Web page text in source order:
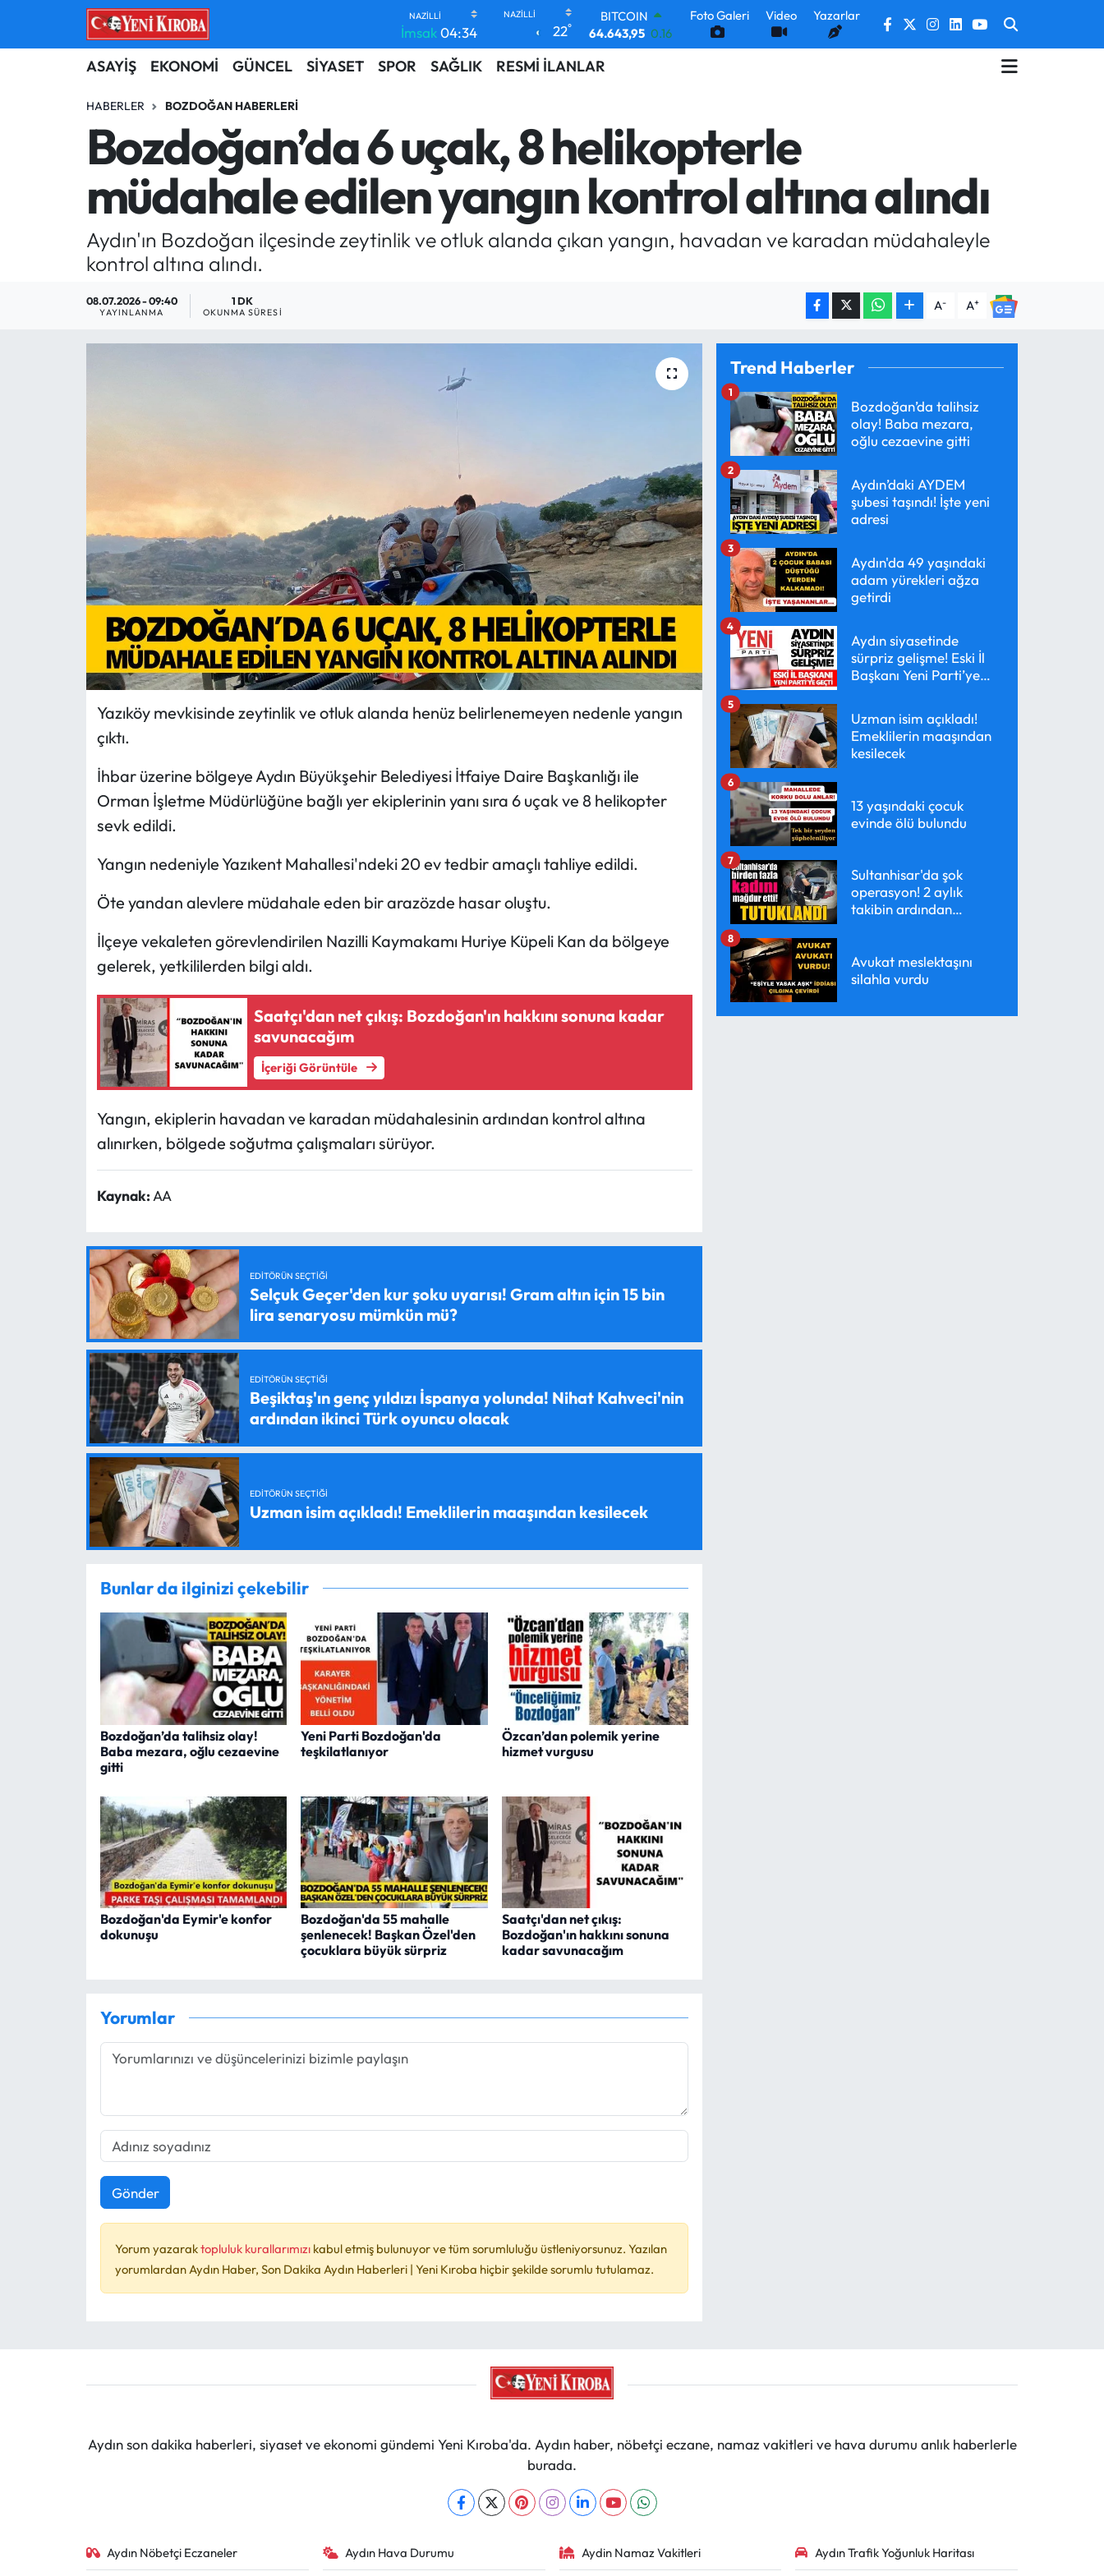
İmsak04:34 22°
DOLAR
47,6704 0
55,0406
GRAM ALTIN
6500.87 0.12
BİST100
Foto Galeri Video Yazarlar
ASAYİŞ EKONOMİ GÜNCEL SİYASET SPOR SAĞLIK RESMİ İLANLAR
HABERLER BOZDOĞAN HABERLERI
Bozdoğan’da 6 uçak, 8 helikopterle
müdahale edilen yangın kontrol altına alındı
Aydın'ın Bozdoğan ilçesinde zeytinlik ve otluk alanda çıkan yangın, havadan ve karadan müdahaleyle
kontrol altına alındı.
08.07.2026 - 09:40
YAYINLANMA
1 DK
OKUNMA SÜRESI A- A+
Yazıköy mevkisinde zeytinlik ve otluk alanda henüz belirlenemeyen nedenle yangın
çıktı.
İhbar üzerine bölgeye Aydın Büyükşehir Belediyesi İtfaiye Daire Başkanlığı ile
Orman İşletme Müdürlüğüne bağlı yer ekiplerinin yanı sıra 6 uçak ve 8 helikopter
sevk edildi.
Yangın nedeniyle Yazıkent Mahallesi'ndeki 20 ev tedbir amaçlı tahliye edildi.
Öte yandan alevlere müdahale eden bir arazözde hasar oluştu.
İlçeye vekaleten görevlendirilen Nazilli Kaymakamı Huriye Küpeli Kan da bölgeye
gelerek, yetkililerden bilgi aldı.
Saatçı'dan net çıkış: Bozdoğan'ın hakkını sonuna kadar
savunacağım
İçeriği Görüntüle
Yangın, ekiplerin havadan ve karadan müdahalesinin ardından kontrol altına
alınırken, bölgede soğutma çalışmaları sürüyor.
Kaynak:AA
EDITÖRÜN SEÇTIĞI
Selçuk Geçer'den kur şoku uyarısı! Gram altın için 15 bin
lira senaryosu mümkün mü?
EDITÖRÜN SEÇTIĞI
Beşiktaş'ın genç yıldızı İspanya yolunda! Nihat Kahveci'nin
ardından ikinci Türk oyuncu olacak
EDITÖRÜN SEÇTIĞI
Uzman isim açıkladı! Emeklilerin maaşından kesilecek
Bunlar da ilginizi çekebilir
Bozdoğan’da talihsiz olay!
Baba mezara, oğlu cezaevine
gitti
Yeni Parti Bozdoğan'da
teşkilatlanıyor
Özcan’dan polemik yerine
hizmet vurgusu
Bozdoğan'da Eymir'e konfor
dokunuşu
Bozdoğan'da 55 mahalle
şenlenecek! Başkan Özel'den
çocuklara büyük sürpriz
Saatçı'dan net çıkış:
Bozdoğan'ın hakkını sonuna
kadar savunacağım
Yorumlar
Gönder
Yorum yazaraktopluluk kurallarımızı kabul etmiş bulunuyor ve tüm sorumluluğu üstleniyorsunuz. Yazılan
yorumlardan Aydın Haber, Son Dakika Aydın Haberleri | Yeni Kıroba hiçbir şekilde sorumlu tutulamaz.
Trend Haberler
Bozdoğan’da talihsiz
olay! Baba mezara,
oğlu cezaevine gitti
1
Aydın’daki AYDEM
şubesi taşındı! İşte yeni
adresi
2
Aydın'da 49 yaşındaki
adam yürekleri ağza
getirdi
3
Aydın siyasetinde
sürpriz gelişme! Eski İl
Başkanı Yeni Parti’ye
4
Uzman isim açıkladı!
Emeklilerin maaşından
kesilecek
5
13 yaşındaki çocuk
evinde ölü bulundu
6
Sultanhisar'da şok
operasyon! 2 aylık
takibin ardından
7
Avukat meslektaşını
silahla vurdu
8
Aydın son dakika haberleri, siyaset ve ekonomi gündemi Yeni Kıroba'da. Aydın haber, nöbetçi eczane, namaz vakitleri ve hava durumu anlık haberlerle
burada.
Aydın Nöbetçi Eczaneler Aydın Hava Durumu Aydin Namaz Vakitleri Aydın Trafik Yoğunluk Haritası
ASAYİŞ
BİLİM-TEKNOLOJİ
DÜNYA
EĞİTİM
EKONOMİ
GÜNCEL
TARIM
TURİZM
RESMİ İLANLAR
HABER İLAN
Aydın Nöbetçi Eczaneler
Aydın Hava Durumu
Aydin Namaz Vakitleri
Aydın Trafik Yoğunluk Haritası
Süper Lig Puan Durumu ve Fikstür
Tüm Manşetler
Son Dakika Haberleri